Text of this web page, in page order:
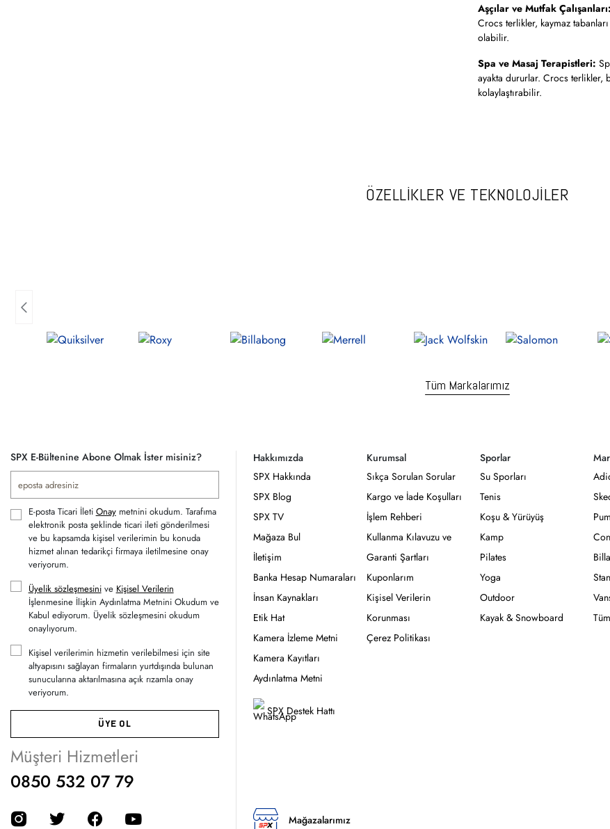
Aşçılar ve Mutfak Çalışanları:
Crocs terlikler, kaymaz
olabilir.
Spa ve Masaj Terapistleri:
ayakta dururlar. Crocs terlikler,
kolaylaştırabilir.
ÖZELLİKLER VE TEKNOLOJİLER
Tüm Markalarımız
SPX E-Bültenine Abone Olmak İster misiniz?
E-posta Ticari İleti Onaymetnini okudum. Tarafıma
elektronik posta şeklinde ticari ileti gönderilmesi
ve bu kapsamda kişisel verilerimin bu konuda
hizmet alınan tedarikçi firmaya iletilmesine onay
veriyorum.
Üyelik sözleşmesinive Kişisel Verilerin
İşlenmesine İlişkin Aydınlatma Metnini Okudum ve
Kabul ediyorum. Üyelik sözleşmesini okudum
onaylıyorum.
Kişisel verilerimin hizmetin verilebilmesi için site
altyapısını sağlayan firmaların yurtdışında bulunan
sunucularına aktarılmasına açık rızamla onay
veriyorum.
ÜYE OL
Müşteri Hizmetleri
0850 532 07 79
Hakkımızda
SPX Hakkında
SPX Blog
SPX TV
Mağaza Bul
İletişim
Banka Hesap Numaraları
İnsan Kaynakları
Etik Hat
Kamera İzleme Metni
Kamera Kayıtları
Aydınlatma Metni
Kurumsal
Sıkça Sorulan Sorular
Kargo ve İade Koşulları
İşlem Rehberi
Kullanma Kılavuzu ve
Garanti Şartları
Kuponlarım
Kişisel Verilerin
Korunması
Çerez Politikası
Sporlar
Su Sporları
Tenis
Koşu & Yürüyüş
Kamp
Pilates
Yoga
Outdoor
Kayak & Snowboard
SPX Destek Hattı
Mağazalarımız